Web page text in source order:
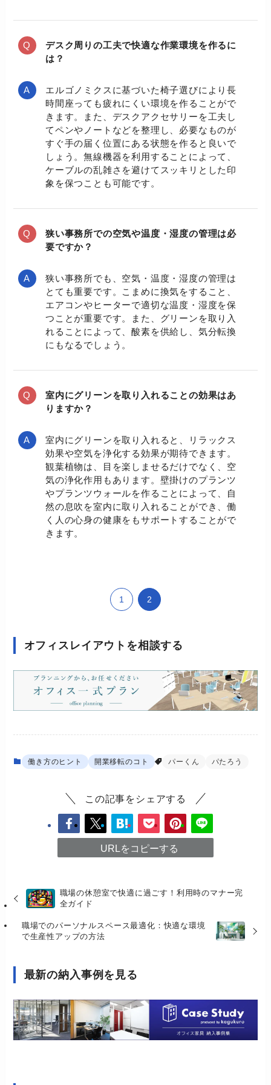
デスク周りの工夫で快適な作業環境を作るに
は？
エルゴノミクスに基づいた椅子選びにより長
時間座っても疲れにくい環境を作ることがで
きます。また、デスクアクセサリーを工夫し
てペンやノートなどを整理し、必要なものが
すぐ手の届く位置にある状態を作ると良いで
しょう。無線機器を利用することによって、
ケーブルの乱雑さを避けてスッキリとした印
象を保つことも可能です。
狭い事務所での空気や温度・湿度の管理は必
要ですか？
狭い事務所でも、空気・温度・湿度の管理は
とても重要です。こまめに換気をすること、
エアコンやヒーターで適切な温度・湿度を保
つことが重要です。また、グリーンを取り入
れることによって、酸素を供給し、気分転換
にもなるでしょう。
室内にグリーンを取り入れることの効果はあ
りますか？
室内にグリーンを取り入れると、リラックス
効果や空気を浄化する効果が期待できます。
観葉植物は、目を楽しませるだけでなく、空
気の浄化作用もあります。壁掛けのプランツ
やプランツウォールを作ることによって、自
然の息吹を室内に取り入れることができ、働
く人の心身の健康をもサポートすることがで
きます。
1 2
オフィスレイアウトを相談する
働き方のヒント 開業移転のコト パーくん パたろう
この記事をシェアする
URLをコピーする
職場の休憩室で快適に過ごす！利用時のマナー完
全ガイド
職場でのパーソナルスペース最適化：快適な環境
で生産性アップの方法
最新の納入事例を見る